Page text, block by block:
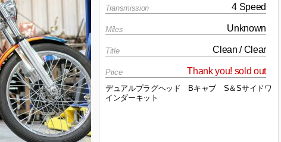
Transmission 4 Speed
Miles Unknown
Title Clean / Clear
Price Thank you! sold out
デュアルプラグヘッド Bキャブ S＆Sサイドワ
インダーキット